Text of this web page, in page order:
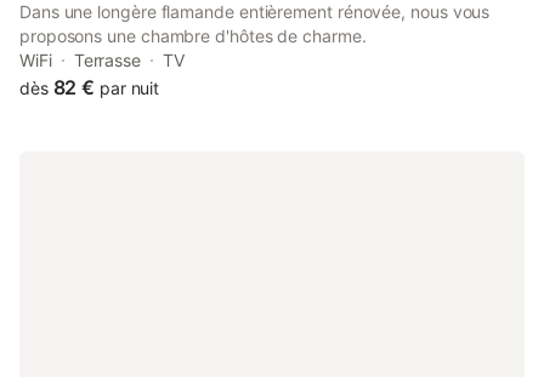
Dans une longère flamande entièrement rénovée, nous vous
proposons une chambre d'hôtes de charme.
WiFi
Terrasse
TV
dès 82 € par nuit